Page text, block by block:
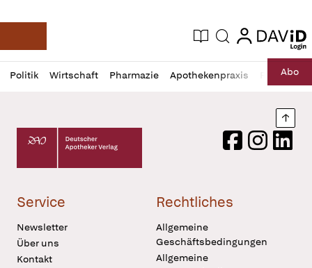
Deutsche Apotheker Zeitung
Aktuelle Ausgabe
Suche login
login
Politik Wirtschaft Pharmazie Apothekenpraxis RechtAbo
Profil
öffnen
Daz
Pur
Deutscher Apotheker Verlag Logo
FacebookInstagram
Service
Newsletter
Über uns
Kontakt
Rechtliches
Allgemeine
Geschäftsbedingungen
Allgemeine